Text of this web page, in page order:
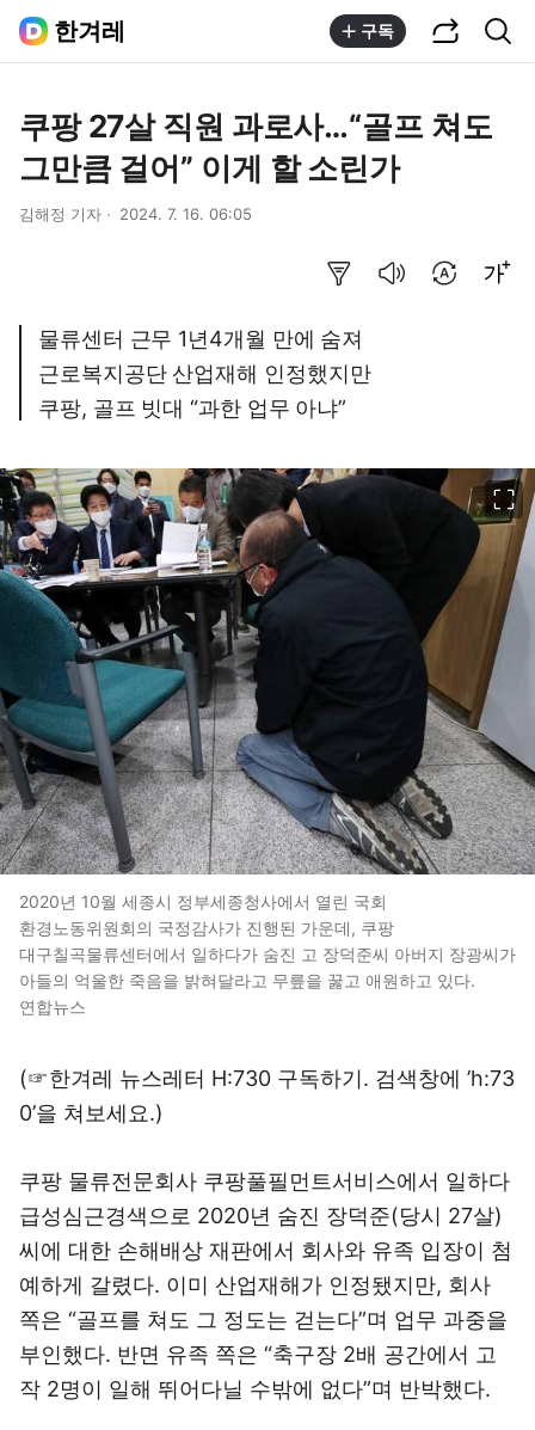
한겨레 구독
쿠팡 27살 직원 과로사…“골프 쳐도
그만큼 걸어” 이게 할 소린가
김해정 기자 2024. 7. 16. 06:05
물류센터 근무 1년4개월 만에 숨져
근로복지공단 산업재해 인정했지만
쿠팡, 골프 빗대 “과한 업무 아냐”
2020년 10월 세종시 정부세종청사에서 열린 국회
환경노동위원회의 국정감사가 진행된 가운데, 쿠팡
대구칠곡물류센터에서 일하다가 숨진 고 장덕준씨 아버지 장광씨가
아들의 억울한 죽음을 밝혀달라고 무릎을 꿇고 애원하고 있다.
연합뉴스
(☞한겨레 뉴스레터 H:730 구독하기. 검색창에 ’h:73
0’을 쳐보세요.)
쿠팡 물류전문회사 쿠팡풀필먼트서비스에서 일하다
급성심근경색으로 2020년 숨진 장덕준(당시 27살)
씨에 대한 손해배상 재판에서 회사와 유족 입장이 첨
예하게 갈렸다. 이미 산업재해가 인정됐지만, 회사
쪽은 “골프를 쳐도 그 정도는 걷는다”며 업무 과중을
부인했다. 반면 유족 쪽은 “축구장 2배 공간에서 고
작 2명이 일해 뛰어다닐 수밖에 없다”며 반박했다.